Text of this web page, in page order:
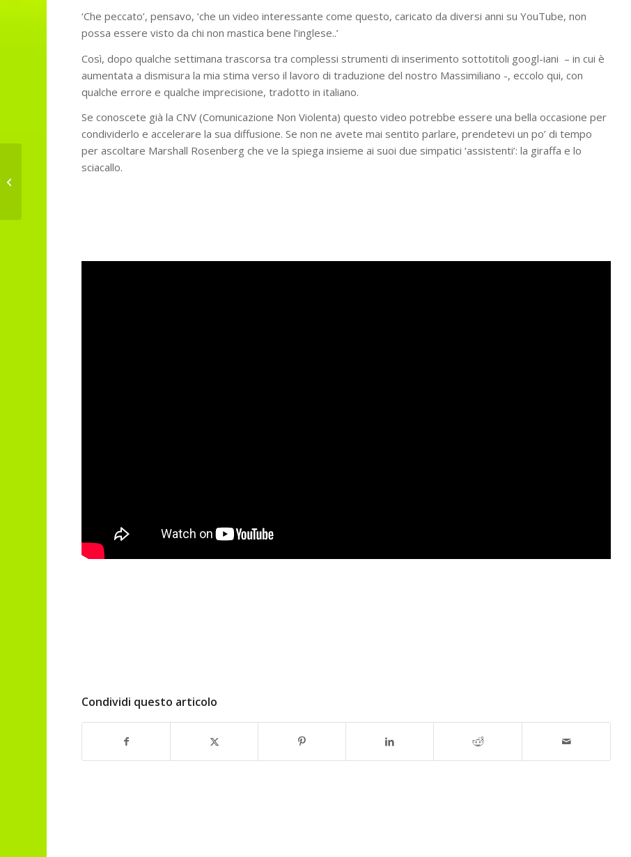
‘Che peccato’, pensavo, ‘che un video interessante come questo, caricato da diversi anni su YouTube, non
possa essere visto da chi non mastica bene l’inglese..’
Così, dopo qualche settimana trascorsa tra complessi strumenti di inserimento sottotitoli googl-iani – in cui è
aumentata a dismisura la mia stima verso il lavoro di traduzione del nostro Massimiliano -, eccolo qui, con
qualche errore e qualche imprecisione, tradotto in italiano.
Se conoscete già la CNV (Comunicazione Non Violenta) questo video potrebbe essere una bella occasione per
condividerlo e accelerare la sua diffusione. Se non ne avete mai sentito parlare, prendetevi un po’ di tempo
per ascoltare Marshall Rosenberg che ve la spiega insieme ai suoi due simpatici ‘assistenti’: la giraffa e lo
sciacallo.
Condividi questo articolo
Meteo e sicurezza del